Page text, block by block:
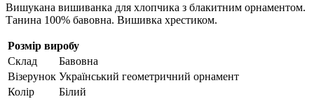
Вишукана вишиванка для хлопчика з блакитним орнаментом.
Танина 100% бавовна. Вишивка хрестиком.
Розмір виробу
Склад
Бавовна
Візерунок Український геометричний орнамент
Колір
Білий